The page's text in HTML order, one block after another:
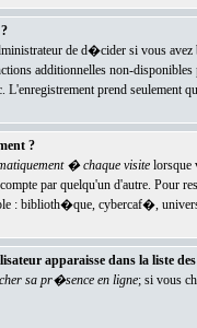
de d�cider si vous
additionnelles non-
prend seulement
?
� chaque visitelorsque
par quelqu'un d'autre. Pour
: biblioth�que, cybercaf�,
apparaisse dans la liste
sa pr�sence en ligne; si vous